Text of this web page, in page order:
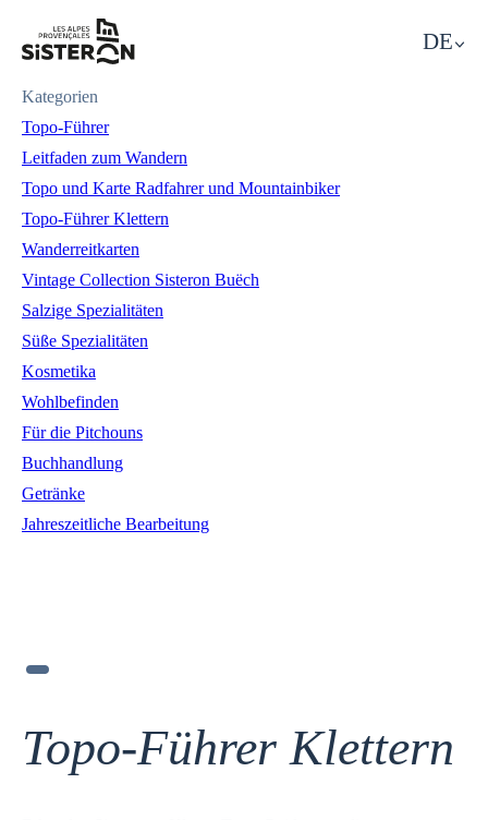
Sisteron, Tourismus
DE
Kategorien
Topo-Führer
Leitfaden zum Wandern
Topo und Karte Radfahrer und Mountainbiker
Topo-Führer Klettern
Wanderreitkarten
Vintage Collection Sisteron Buëch
Salzige Spezialitäten
Süße Spezialitäten
Kosmetika
Wohlbefinden
Für die Pitchouns
Buchhandlung
Getränke
Jahreszeitliche Bearbeitung
Topo-Führer Klettern